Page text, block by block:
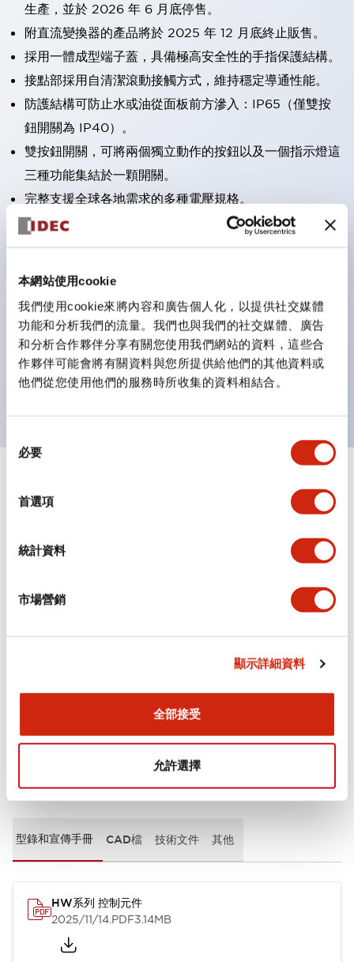
本網站使用cookie
我們使用cookie來將內容和廣告個人化，以提供社交媒體
功能和分析我們的流量。我們也與我們的社交媒體、廣告
和分析合作夥伴分享有關您使用我們網站的資料，這些合
作夥伴可能會將有關資料與您所提供給他們的其他資料或
他們從您使用他們的服務時所收集的資料相結合。
必要
首選項
統計資料
市場營銷
顯示詳細資料
全部接受
允許選擇
生產，並於 2026 年 6 月底停售。
附直流變換器的產品將於 2025 年 12 月底終止販售。
採用一體成型端子蓋，具備極高安全性的手指保護結構。
接點部採用自清潔滾動接觸方式，維持穩定導通性能。
防護結構可防止水或油從面板前方滲入：IP65（僅雙按
鈕開關為 IP40）。
雙按鈕開關，可將兩個獨立動作的按鈕以及一個指示燈這
三種功能集結於一顆開關。
完整支援全球各地需求的多種電壓規格。
一顆 LED 燈泡即可呈現六種顏色（LSRD 燈泡）。以往
需分色管理的 LED 燈泡，如今可用單一顆燈泡呈現多種
可清楚辨識正方平頭形指示燈的亮燈/熄燈狀態，以及點
燈時的顏色識別。
符合 ISO 3864-4 安全色規範：在危險或緊急狀況下，
顏色表現更明確鮮明，便於更多人識別。
顯示全部+
環境規範
安裝和安裝規範
文件和檔案
型錄和宣傳手冊 CAD檔 技術文件 其他
HW系列 控制元件
2025/11/14.PDF3.14MB